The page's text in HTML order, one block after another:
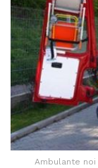
Ambulante